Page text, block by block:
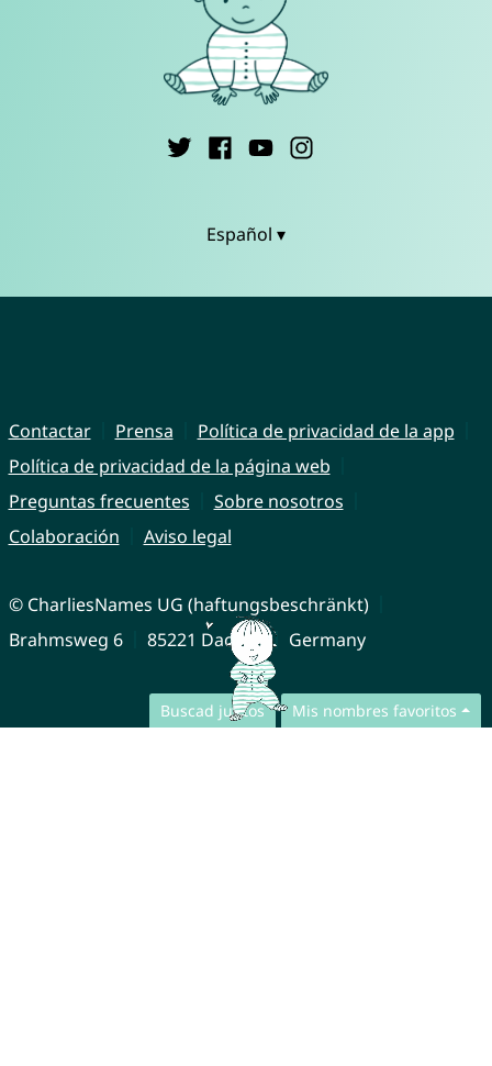
Buscad juntos Mis nombres favoritos
Español ▾
Contactar Prensa
Política de privacidad de la app
Política de privacidad de la página web
Preguntas frecuentes
Sobre nosotros
Colaboración
Aviso legal
© CharliesNames UG (haftungsbeschränkt)
Brahmsweg 6
85221 Dachau Germany